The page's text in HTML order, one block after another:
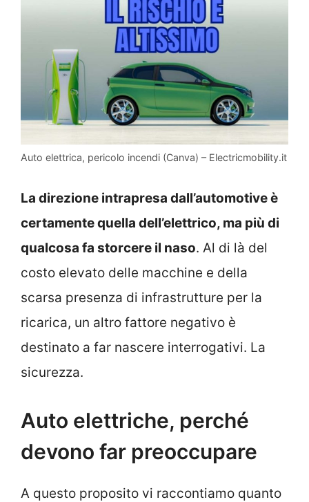
Auto elettrica, pericolo incendi (Canva) – Electricmobility.it
La direzione intrapresa dall’automotive è
certamente quella dell’elettrico, ma più di
qualcosa fa storcere il naso. Al di là del
costo elevato delle macchine e della
scarsa presenza di infrastrutture per la
ricarica, un altro fattore negativo è
destinato a far nascere interrogativi. La
sicurezza.
Auto elettriche, perché
devono far preoccupare
A questo proposito vi raccontiamo quanto